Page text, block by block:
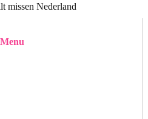
missen Nederland
Menu